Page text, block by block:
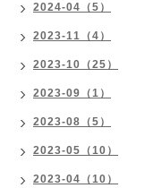
2024-04（5）
2023-11（4）
2023-10（25）
2023-09（1）
2023-08（5）
2023-05（10）
2023-04（10）